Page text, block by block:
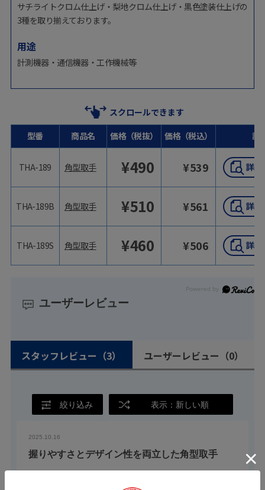
サチライトクロム仕上げ・梨地クロム仕上げ・黒色塗装仕上げの
3種を取り揃えております。
用途
計測機器・通信機器・工作機械等
スクロールできます
型番
THA-189
THA-189B
THA-189S
商品名 価格（税抜） 価格（税込） 詳
角型取手 ¥490 ¥539
角型取手 ¥510 ¥561
角型取手 ¥460 ¥506
ユーザーレビュー
スタッフレビュー （3） ユーザーレビュー （0）
絞り込み 表示：新しい順
2025.10.16
握りやすさとデザイン性を両立した角型取手
栃木屋スタッフ